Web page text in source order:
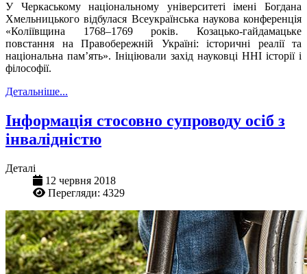
У Черкаському національному університеті імені Богдана
Хмельницького відбулася Всеукраїнська наукова конференція
«Коліївщина 1768–1769 років. Козацько-гайдамацьке
повстання на Правобережній Україні: історичні реалії та
національна пам’ять». Ініціювали захід науковці ННІ історії і
філософії.
Детальніше...
Інформація стосовно супроводу осіб з
інвалідністю
Деталі
12 червня 2018
Перегляди: 4329